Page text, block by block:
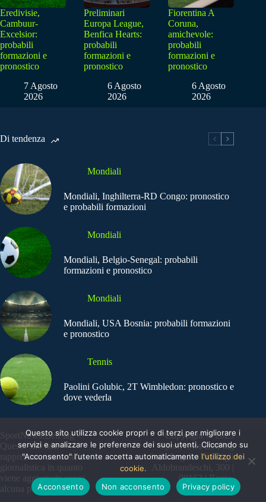
Eredivisie,
Cambuur-
Excelsior:
probabili
formazioni e
pronostico
7 Agosto
2026
Preliminari
Europa League,
Benfica Hearts:
probabili
formazioni e
pronostico
6 Agosto
2026
Fiorentina A
Coruna,
amichevole:
probabili
formazioni e
pronostico
6 Agosto
2026
Di tendenza
Mondiali
Mondiali, Inghilterra-RD Congo: pronostico
e probabili formazioni
Mondiali
Mondiali, Belgio-Senegal: probabili
formazioni e pronostico
Mondiali
Mondiali, USA Bosnia: probabili formazioni
e pronostico
Tennis
Paolini Golubic, 2T Wimbledon: pronostico e
dove vederla
SportNews.BetFlag -
Questo sito non
rappresenta una testata
giornalistica in quanto
viene aggiornato senza
alcuna periodicità
Copyright © 2025
SportNews BetFlag
Sede Legale: Via degli
Aldobrandeschi, 300 |
00163 | Roma
Questo sito utilizza cookie propri e di terzi per migliorare i
servizi e analizzare le preferenze dei suoi utenti. Cliccando su
"Acconsento" l'utente accetta automaticamente l'utilizzo dei
cookie.
Acconsento
Non acconsento Privacy policy